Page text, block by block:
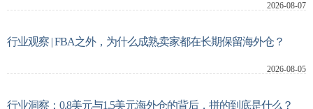
2026-08-07
行业观察 | FBA之外，为什么成熟卖家都在长期保留海外仓？
2026-08-05
行业洞察：0.8美元与1.5美元海外仓的背后，拼的到底是什么？